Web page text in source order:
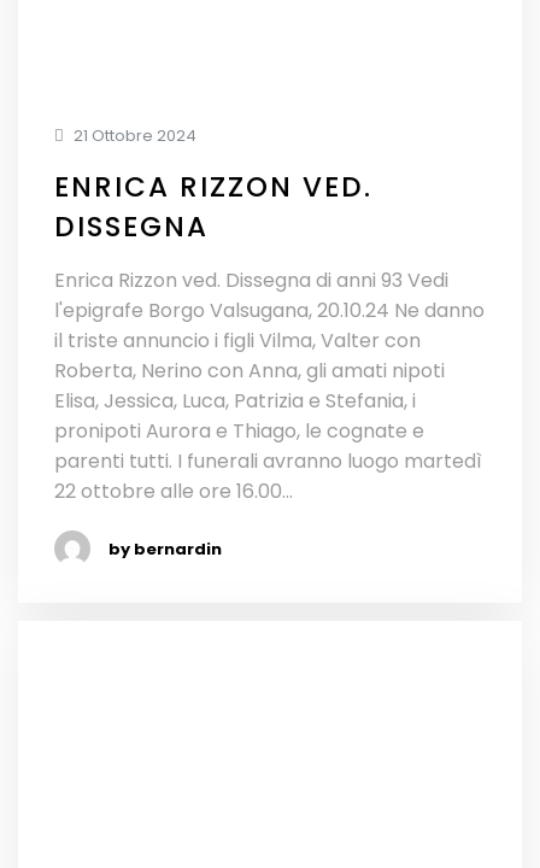
21 Ottobre 2024
ENRICA RIZZON VED.
DISSEGNA
Enrica Rizzon ved. Dissegna di anni 93 Vedi
l'epigrafe Borgo Valsugana, 20.10.24 Ne danno
il triste annuncio i figli Vilma, Valter con
Roberta, Nerino con Anna, gli amati nipoti
Elisa, Jessica, Luca, Patrizia e Stefania, i
pronipoti Aurora e Thiago, le cognate e
parenti tutti. I funerali avranno luogo martedì
22 ottobre alle ore 16.00...
by bernardin